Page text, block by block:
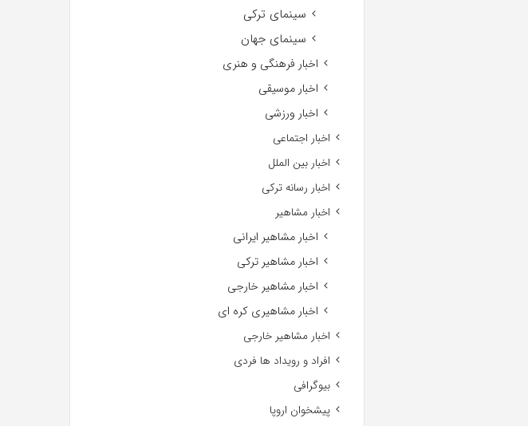
سینمای ترکی
سینمای جهان
اخبار فرهنگی و هنری
اخبار موسیقی
اخبار ورزشی
اخبار اجتماعی
اخبار بین الملل
اخبار رسانه ترکی
اخبار مشاهیر
اخبار مشاهیر ایرانی
اخبار مشاهیر ترکی
اخبار مشاهیر خارجی
اخبار مشاهیری کره ای
اخبار مشاهیر خارجی
افراد و رویداد ها فردی
بیوگرافی
پیشخوان اروپا